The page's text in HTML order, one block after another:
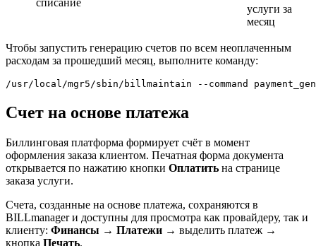
услуги за
месяц
Чтобы запустить генерацию счетов по всем неоплаченным
расходам за прошедший месяц, выполните команду:
/usr/local/mgr5/sbin/billmaintain --command
Счет на основе платежа
Биллинговая платформа формирует счёт в момент
оформления заказа клиентом. Печатная форма документа
открывается по нажатию кнопки Оплатить на странице
заказа услуги.
Счета, созданные на основе платежа, сохраняются в
BILLmanager и доступны для просмотра как провайдеру, так и
клиенту: Финансы → Платежи → выделить платеж →
кнопка Печать.